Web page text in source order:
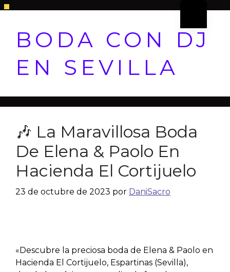
BODA CON DJ
EN SEVILLA
🎶 La Maravillosa Boda
De Elena & Paolo En
Hacienda El Cortijuelo
23 de octubre de 2023 por DaniSacro
«Descubre la preciosa boda de Elena & Paolo en
Hacienda El Cortijuelo, Espartinas (Sevilla),